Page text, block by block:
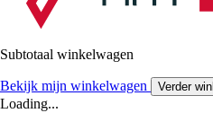
Subtotaal winkelwagen
Bekijk mijn winkelwagen Verder
Loading...